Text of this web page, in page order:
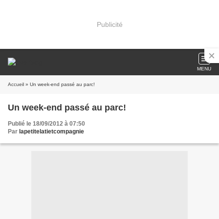
Publicité
MENU
Accueil » Un week-end passé au parc!
Un week-end passé au parc!
Publié le 18/09/2012 à 07:50
Par lapetitelatietcompagnie